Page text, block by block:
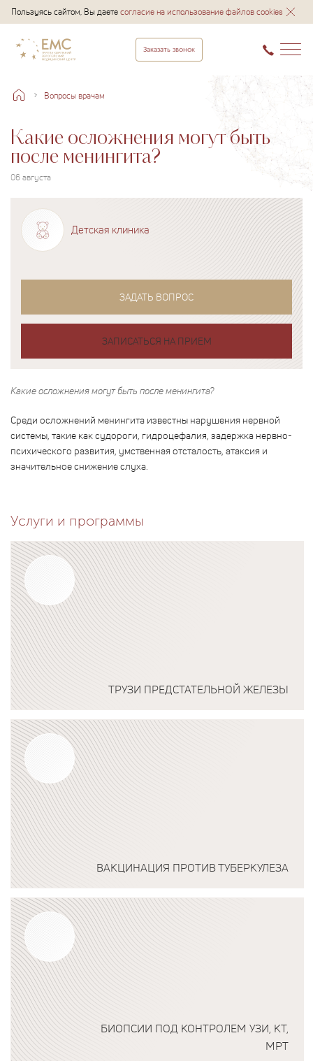
Пользуясь сайтом, Вы даетесогласие на использование файлов cookies
Заказать звонок
Вопросы врачам
Какие осложнения могут быть
после менингита?
06 августа
Детская клиника
ЗАДАТЬ ВОПРОС
ЗАПИСАТЬСЯ НА ПРИЕМ
Какие осложнения могут быть после менингита?
Среди осложнений менингита известны нарушения нервной
системы, такие как судороги, гидроцефалия, задержка нервно-
психического развития, умственная отсталость, атаксия и
значительное снижение слуха.
Услуги и программы
ТРУЗИ ПРЕДСТАТЕЛЬНОЙ ЖЕЛЕЗЫ
Подробнее о программе
ВАКЦИНАЦИЯ ПРОТИВ ТУБЕРКУЛЕЗА
Подробнее о программе
БИОПСИИ ПОД КОНТРОЛЕМ УЗИ, КТ,
МРТ